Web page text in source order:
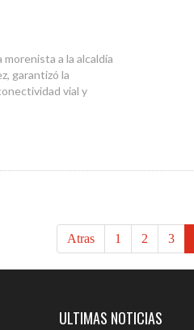
a la alcaldía
garantizó la
vial y
Atras 1 2 3
ULTIMAS NOTICIAS